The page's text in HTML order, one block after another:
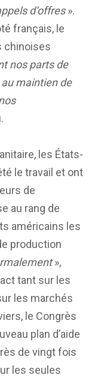
d’offres».
français, le
chinoises
nos parts de
maintien de
les États-
le travail et ont
de
au rang de
américains les
production
»,
tant sur les
les marchés
le Congrès
plan d’aide
de vingt fois
les seules